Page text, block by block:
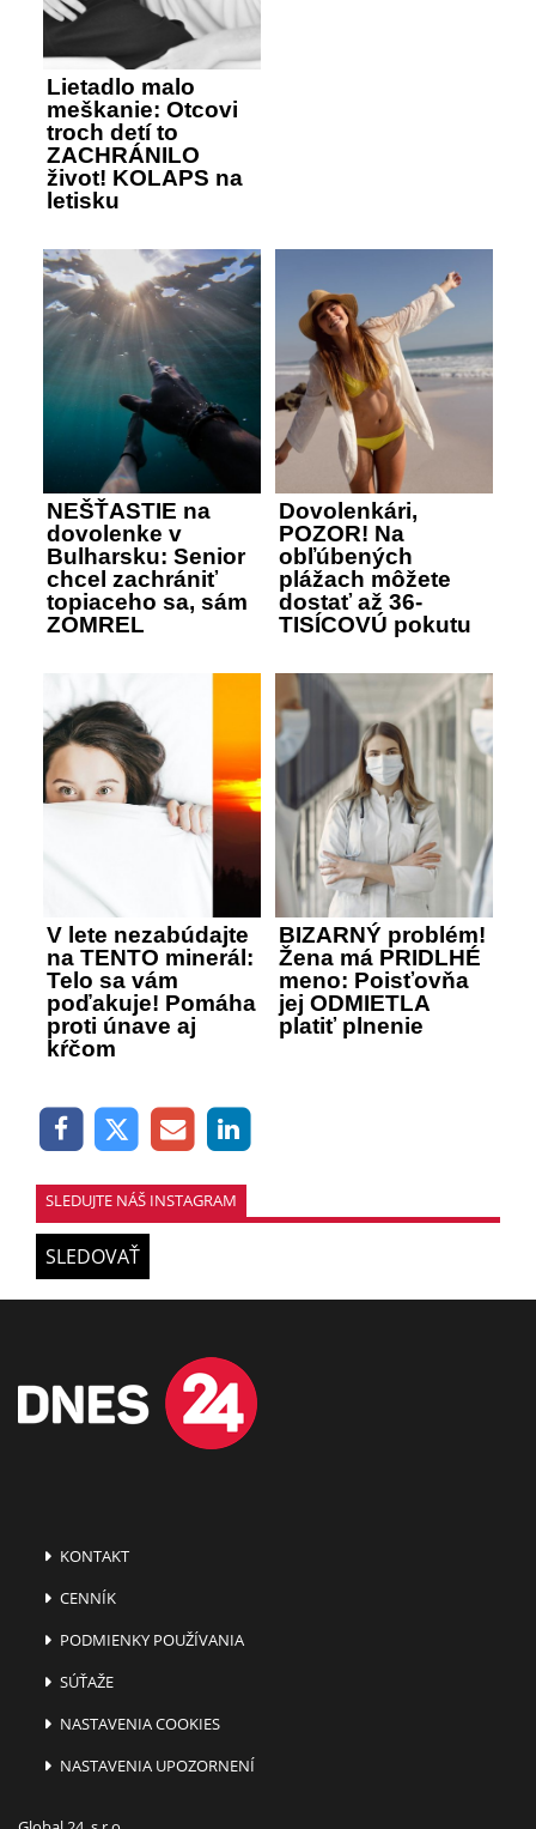
Lietadlo malo
meškanie: Otcovi
troch detí to
ZACHRÁNILO
život! KOLAPS na
letisku
NEŠŤASTIE na
dovolenke v
Bulharsku: Senior
chcel zachrániť
topiaceho sa, sám
ZOMREL
Dovolenkári,
POZOR! Na
obľúbených
plážach môžete
dostať až 36-
TISÍCOVÚ pokutu
V lete nezabúdajte
na TENTO minerál:
Telo sa vám
poďakuje! Pomáha
proti únave aj
kŕčom
BIZARNÝ problém!
Žena má PRIDLHÉ
meno: Poisťovňa
jej ODMIETLA
platiť plnenie
SLEDUJTE NÁŠ INSTAGRAM
SLEDOVAŤ
KONTAKT
CENNÍK
PODMIENKY POUŽÍVANIA
SÚŤAŽE
NASTAVENIA COOKIES
NASTAVENIA UPOZORNENÍ